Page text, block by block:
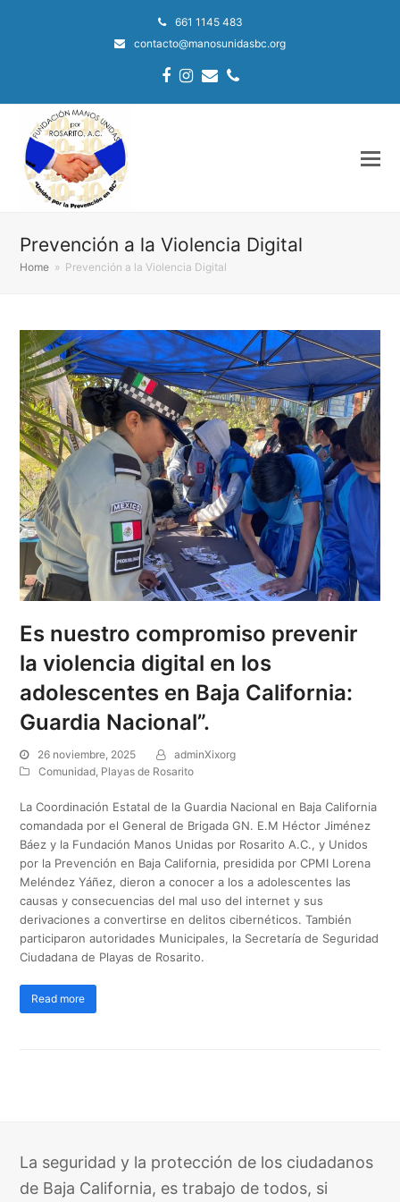
661 1145 483
contacto@manosunidasbc.org
Facebook
Instagram
EmailPhone
Prevención a la Violencia Digital
Home » Prevención a la Violencia Digital
Es nuestro compromiso prevenir
la violencia digital en los
adolescentes en Baja California:
Guardia Nacional”.
26 noviembre, 2025
adminXixorg
Comunidad Playas de Rosarito
La Coordinación Estatal de la Guardia Nacional en Baja California
comandada por el General de Brigada GN. E.M Héctor Jiménez
Báez y la Fundación Manos Unidas por Rosarito A.C., y Unidos
por la Prevención en Baja California, presidida por CPMI Lorena
Meléndez Yáñez, dieron a conocer a los a adolescentes las
causas y consecuencias del mal uso del internet y sus
derivaciones a convertirse en delitos cibernéticos. También
participaron autoridades Municipales, la Secretaría de Seguridad
Ciudadana de Playas de Rosarito.
Read more
La seguridad y la protección de los ciudadanos
de Baja California, es trabajo de todos, si